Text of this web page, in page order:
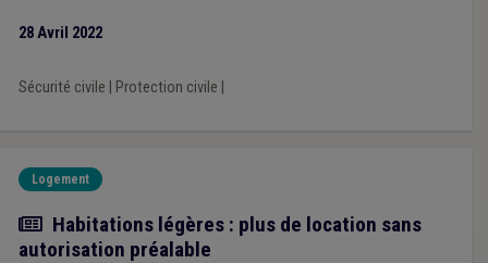
28 Avril 2022
Sécurité civile Protection civile
Logement
Actualité
Habitations légères : plus de location sans
autorisation préalable